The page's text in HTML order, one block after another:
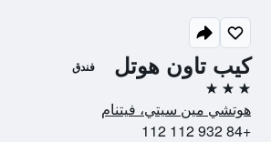
كيب تاون هوتل فندق
3 نجوم
هوتشي مين سيتي، فيتنام
+84 932 112 112